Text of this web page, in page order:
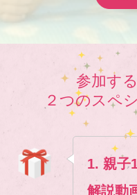
参加す
２つのスペ
1. 親子
解説動